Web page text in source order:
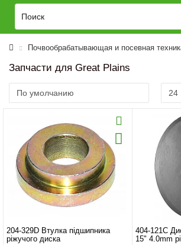
Почвообрабатывающая и посевная
Запчасти для Great Plains
204-329D Втулка підшипника
ріжучого диска
404-121C
15" 4.0mm